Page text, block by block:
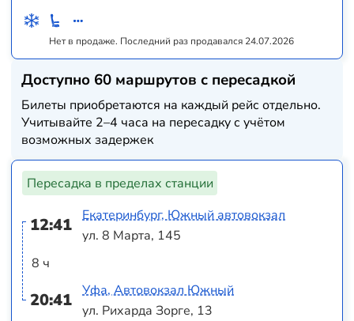
Нет в продаже. Последний раз продавался 24.07.2026
Доступно 60 маршрутов с пересадкой
Билеты приобретаются на каждый рейс отдельно.
Учитывайте 2–4 часа на пересадку с учётом
возможных задержек
Пересадка в пределах станции
12:41
8 ч
20:41
Екатеринбург, Южный автовокзал
ул. 8 Марта, 145
Уфа, Автовокзал Южный
ул. Рихарда Зорге, 13